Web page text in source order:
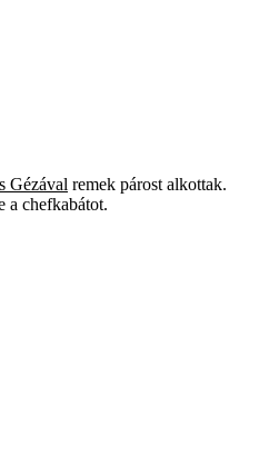
Gézával remek párost alkottak.
a chefkabátot.